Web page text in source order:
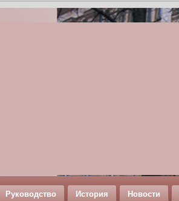
Руководство История Новости